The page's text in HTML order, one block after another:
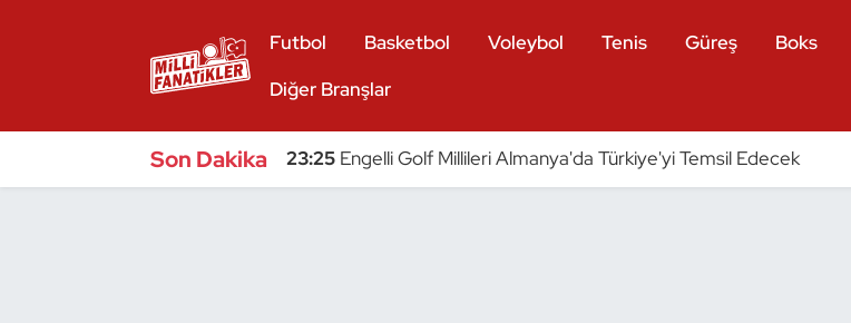
Futbol Basketbol Voleybol Tenis Güreş Boks
Diğer Branşlar
Son Dakika 23:25 Engelli Golf Millileri Almanya'da Türkiye'yi Temsil Edecek